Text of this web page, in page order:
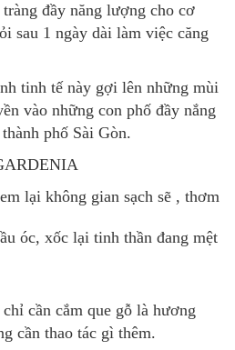
đầy năng lượng cho cơ
sau 1 ngày dài làm việc căng
tinh tế này gợi lên những mùi
vào những con phố đầy nắng
phố Sài Gòn.
lại không gian sạch sẽ , thơm
óc, xốc lại tinh thần đang mệt
cần cắm que gỗ là hương
cần thao tác gì thêm.